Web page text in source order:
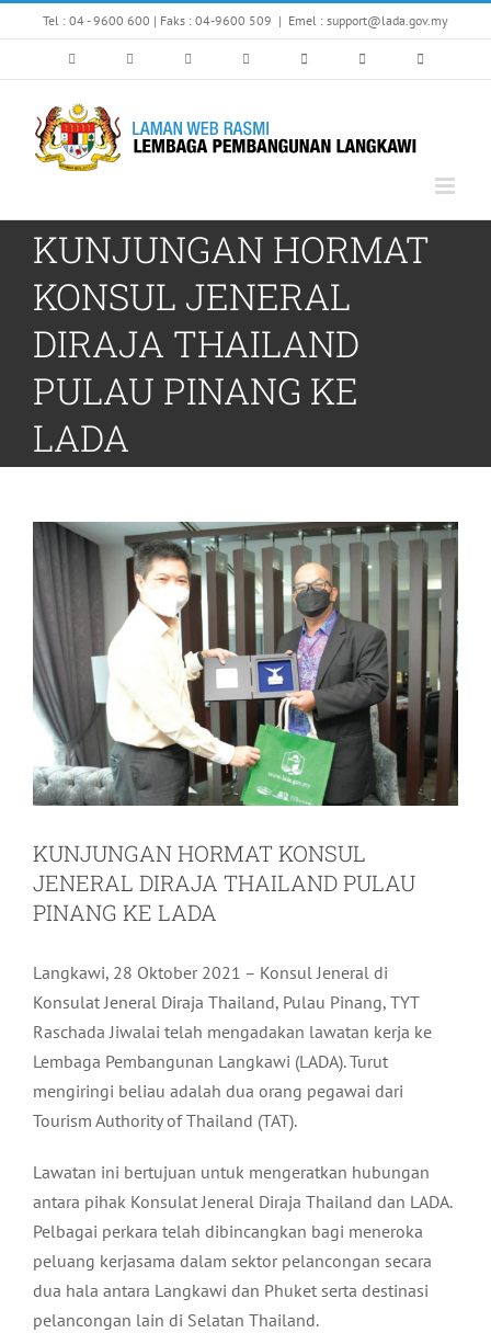
to
Tel : 04 - 9600 600 | Faks : 04-9600 509 | Emel : support@lada.gov.my
KUNJUNGAN HORMAT
KONSUL JENERAL
DIRAJA THAILAND
PULAU PINANG KE
LADA
KUNJUNGAN HORMAT KONSUL
JENERAL DIRAJA THAILAND PULAU
PINANG KE LADA
Langkawi, 28 Oktober 2021 – Konsul Jeneral di
Konsulat Jeneral Diraja Thailand, Pulau Pinang, TYT
Raschada Jiwalai telah mengadakan lawatan kerja ke
Lembaga Pembangunan Langkawi (LADA). Turut
mengiringi beliau adalah dua orang pegawai dari
Tourism Authority of Thailand (TAT).
Lawatan ini bertujuan untuk mengeratkan hubungan
antara pihak Konsulat Jeneral Diraja Thailand dan LADA.
Pelbagai perkara telah dibincangkan bagi meneroka
peluang kerjasama dalam sektor pelancongan secara
dua hala antara Langkawi dan Phuket serta destinasi
pelancongan lain di Selatan Thailand.